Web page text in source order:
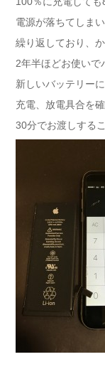
電源が落ちてしま
繰り返しており、
2年半ほどお使いで
新しいバッテリー
充電、放電具合を
30分でお渡しする